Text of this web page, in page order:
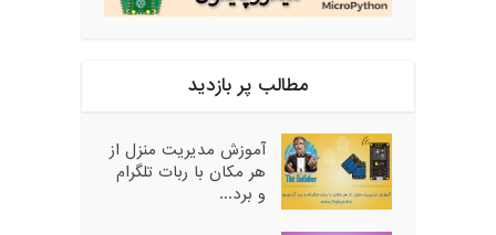
مطالب پر بازدید
آموزش مدیریت منزل از
هر مکان با ربات تلگرام
و برد...